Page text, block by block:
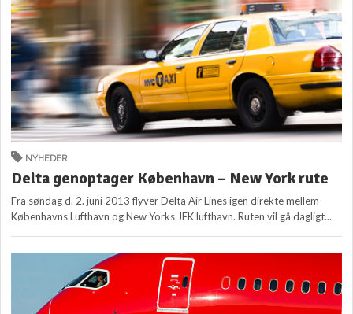
NYHEDER
Delta genoptager København – New York rute
Fra søndag d. 2. juni 2013 flyver Delta Air Lines igen direkte mellem
Københavns Lufthavn og New Yorks JFK lufthavn. Ruten vil gå dagligt...